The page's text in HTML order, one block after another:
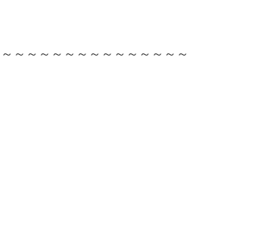
～～～～～～～～～～～～～～